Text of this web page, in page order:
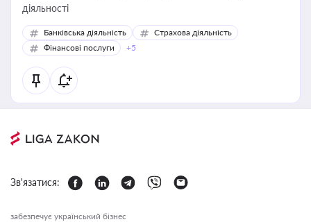
діяльності
Банківська діяльність
Страхова діяльність
Фінансові послуги
+5
Зв'язатися:
забезпечує український бізнес